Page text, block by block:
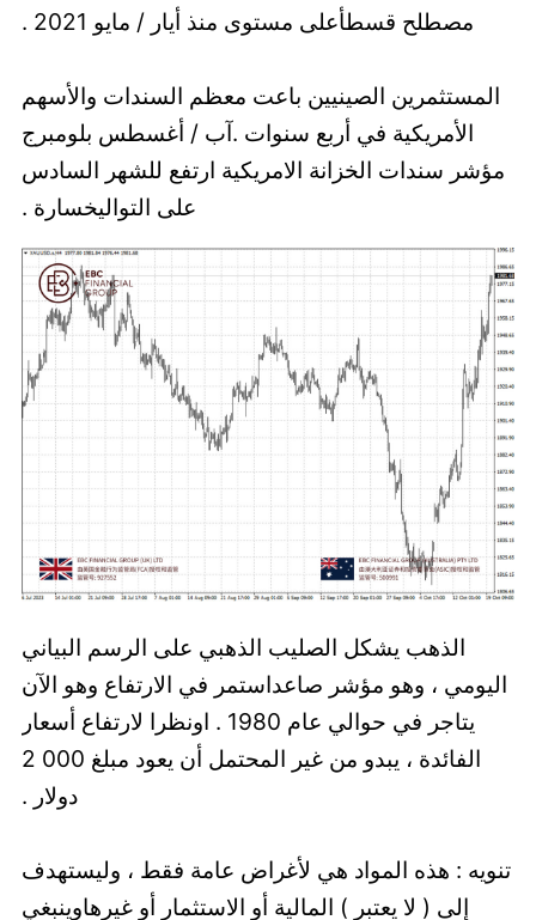
مصطلح قسطأعلى مستوى منذ أيار / مايو 2021 .
المستثمرين الصينيين باعت معظم السندات والأسهم
الأمريكية في أربع سنوات .آب / أغسطس بلومبرج
مؤشر سندات الخزانة الامريكية ارتفع للشهر السادس
على التواليخسارة .
الذهب يشكل الصليب الذهبي على الرسم البياني
اليومي ، وهو مؤشر صاعداستمر في الارتفاع وهو الآن
يتاجر في حوالي عام 1980 . اونظرا لارتفاع أسعار
الفائدة ، يبدو من غير المحتمل أن يعود مبلغ 000 2
دولار .
تنويه : هذه المواد هي لأغراض عامة فقط ، وليستهدف
إلى ( لا يعتبر ) المالية أو الاستثمار أو غيرهاوينبغي